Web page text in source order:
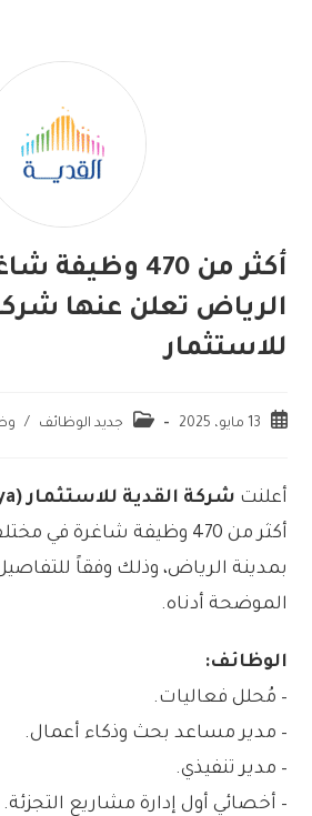
أكثر من 470
الرياض تعلن عنها
للاستثمار
13 مايو، 2025 جديد الوظائف /
أعلنت شركة القدية للاستثمار (Qiddiya)
أكثر من 470 وظيفة شاغرة
بمدينة الرياض، وذلك وفقاً
الموضحة أدناه.
الوظائف:
– مُحلل فعاليات.
– مدير مساعد بحث وذكاء أعمال.
– مدير تنفيذي.
– أخصائي أول إدارة مشاريع التجزئة.